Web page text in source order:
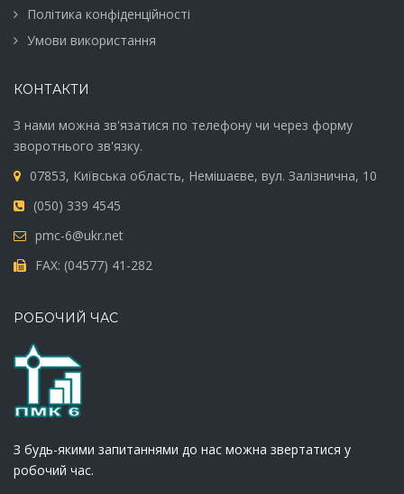
Політика конфіденційності
Умови використання
КОНТАКТИ
З нами можна зв'язатися по телефону чи через форму
зворотнього зв'язку.
07853, Київська область, Немішаєве, вул. Залізнична, 10
(050) 339 4545
pmc-6@ukr.net
FAX: (04577) 41-282
РОБОЧИЙ ЧАС
З будь-якими запитаннями до нас можна звертатися у
робочий час.